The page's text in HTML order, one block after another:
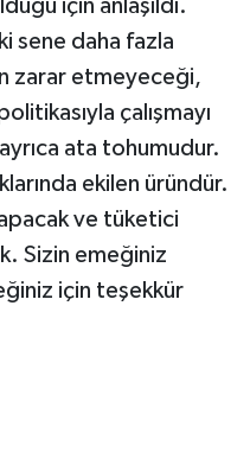
için anlaşıldı.
sene daha fazla
zarar etmeyeceği,
çalışmayı
ata tohumudur.
ekilen üründür.
ve tüketici
Sizin emeğiniz
için teşekkür